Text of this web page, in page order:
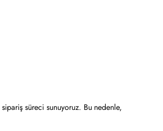
süreci sunuyoruz. Bu nedenle,